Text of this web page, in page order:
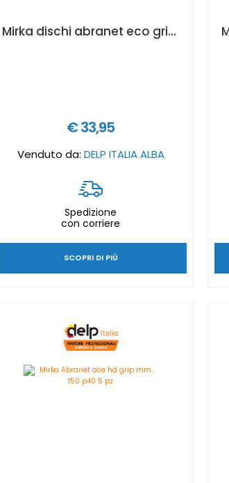
Mirka dischi abranet eco grip mm 150 p120 10pz
€ 33,95
Venduto da: DELP ITALIA ALBA
Spedizione
con corriere
SCOPRI DI PIÙ